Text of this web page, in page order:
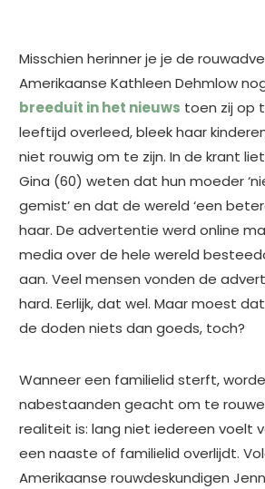
Misschien herinner je je de
Amerikaanse Kathleen Dehmlow
breeduit in het nieuws toen zij op
leeftijd overleed, bleek haar
niet rouwig om te zijn. In de krant
Gina (60) weten dat hun moeder
gemist’ en dat de wereld ‘een
haar. De advertentie werd online
media over de hele wereld
aan. Veel mensen vonden de
hard. Eerlijk, dat wel. Maar moest
de doden niets dan goeds, toch?
Wanneer een familielid sterft,
nabestaanden geacht om te
realiteit is: lang niet iedereen voelt
een naaste of familielid overlijdt.
Amerikaanse rouwdeskundigen